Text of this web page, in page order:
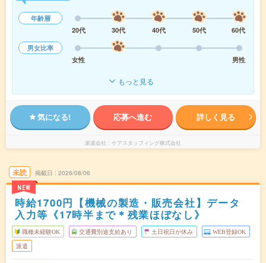
年齢層
20代
30代 40代 50代
60代
男女比率
女性
男性
もっと見る
気になる! 応募へ進む 詳しく見る
派遣会社 ケアスタッフィング株式会社
未読
NEW
掲載日 2026/08/06
時給1700円【機械の製造・販売会社】データ
入力等《17時半まで＊残業ほぼなし》
職種未経験OK 交通費別途支給あり 土日祝日が休み WEB登録OK
派遣